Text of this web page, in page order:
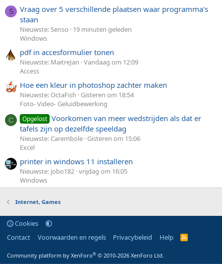
S
Vraag over 5 verschillende plaatsen waar programma's
staan
Nieuwste: Senso
19 minuten geleden
Windows
pdf in accesformulier tonen
Nieuwste: MaitreJan Vandaag om 12:09
Access
Hoe een kleur in photoshop zachter maken
Nieuwste: OctaFish
Gisteren om 18:54
Foto- Video- Geluidbewerking
C Opgelost Voorkomen van meer wedstrijden als dat er
tafels zijn op dezelfde speeldag
Nieuwste: Carembole Gisteren om 15:06
Excel
printer in windows 11 installeren
Nieuwste: jobo182 vrijdag om 16:05
Windows
Internet, Games
Cookies
Contact
Voorwaarden en regels Privacybeleid Help
R
Community platform by XenForo® © 2010-2026 XenForo Ltd.